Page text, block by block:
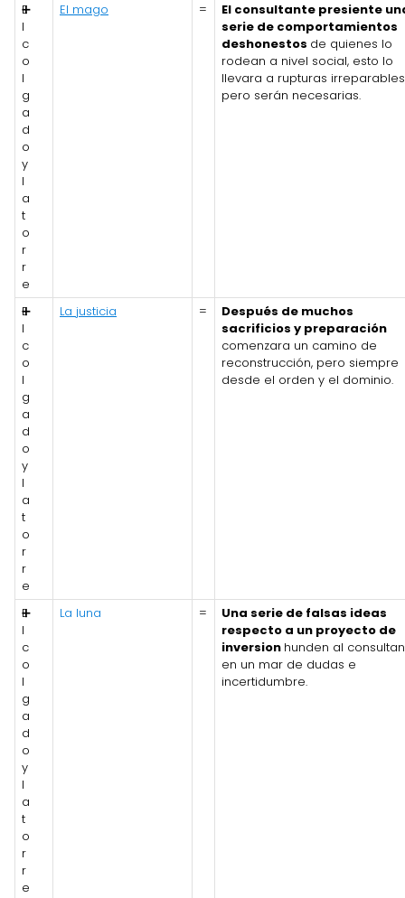
E
l
c
o
l
g
a
d
o
y
l
a
t
o
r
r
e
➕ El mago =
El consultante presiente
serie de comportamientos
deshonestos de quienes lo
rodean a nivel social, esto lo
llevara a rupturas
pero serán necesarias.
E
l
c
o
l
g
a
d
o
y
l
a
t
o
r
r
e
➕ La justicia =
Después de muchos
sacrificios y preparación
comenzara un camino de
reconstrucción, pero siempre
desde el orden y el dominio.
E
l
c
o
l
g
a
d
o
y
l
a
t
o
r
r
e
➕ La luna =
Una serie de falsas ideas
respecto a un proyecto de
inversion hunden al
en un mar de dudas e
incertidumbre.